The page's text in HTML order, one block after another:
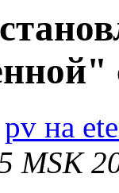
pv на
MSK